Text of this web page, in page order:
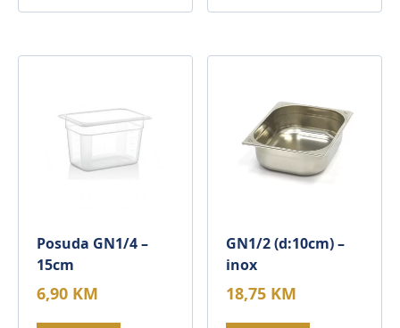
Posuda GN1/4 –
15cm
6,90 KM
GN1/2 (d:10cm) –
inox
18,75 KM